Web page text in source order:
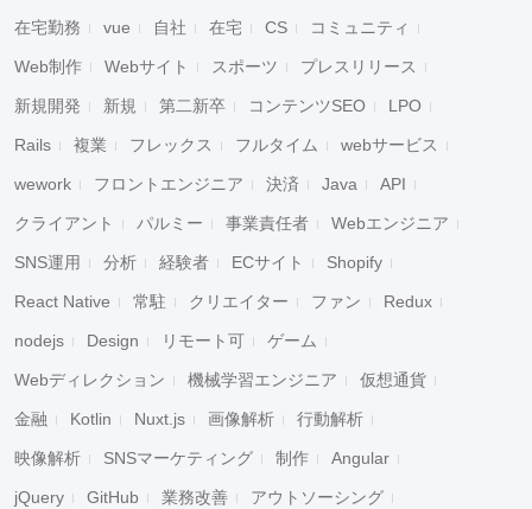
在宅勤務 vue 自社 在宅 CS コミュニティ
Web制作 Webサイト スポーツ プレスリリース
新規開発 新規 第二新卒 コンテンツSEO LPO
Rails 複業 フレックス フルタイム webサービス
wework フロントエンジニア 決済 Java API
クライアント パルミー 事業責任者 Webエンジニア
SNS運用 分析 経験者 ECサイト Shopify
React Native 常駐 クリエイター ファン Redux
nodejs Design リモート可 ゲーム
Webディレクション 機械学習エンジニア 仮想通貨
金融 Kotlin Nuxt.js 画像解析 行動解析
映像解析 SNSマーケティング 制作 Angular
jQuery GitHub 業務改善 アウトソーシング